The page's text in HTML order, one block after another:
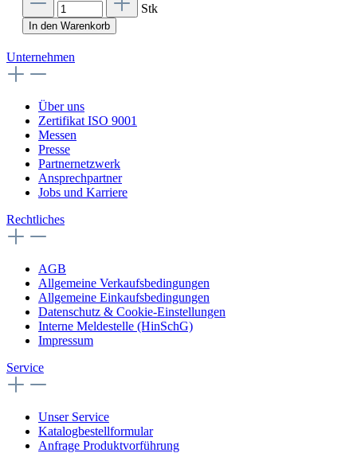
Stk
In den Warenkorb
Unternehmen
Über uns
Zertifikat ISO 9001
Messen
Presse
Partnernetzwerk
Ansprechpartner
Jobs und Karriere
Rechtliches
AGB
Allgemeine Verkaufsbedingungen
Allgemeine Einkaufsbedingungen
Datenschutz & Cookie-Einstellungen
Interne Meldestelle (HinSchG)
Impressum
Service
Unser Service
Katalogbestellformular
Anfrage Produktvorführung